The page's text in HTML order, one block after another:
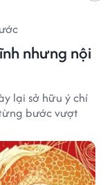
nhưng nội
lại sở hữu ý chí
bước vượt